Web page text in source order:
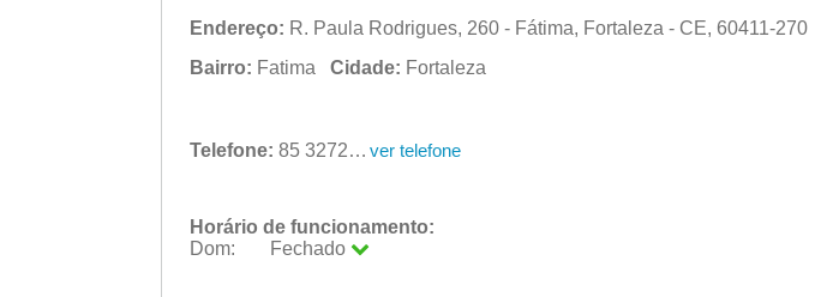
Endereço: R. Paula Rodrigues, 260 - Fátima, Fortaleza - CE, 60411-270
Bairro: Fatima Cidade: Fortaleza
Telefone: 85 3272-4383 ver telefone
Horário de funcionamento:
Dom:
Fechado